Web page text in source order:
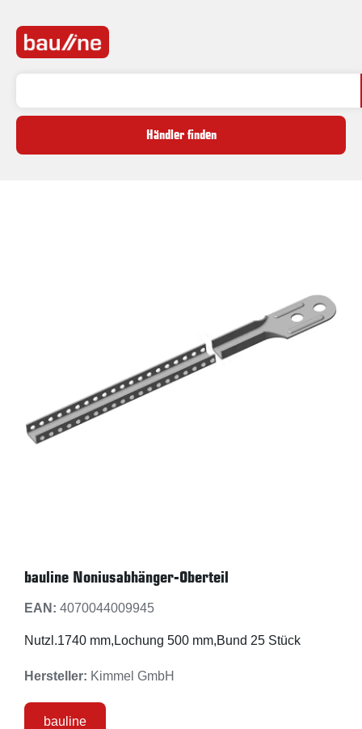
Händler finden
bauline Noniusabhänger-Oberteil
EAN: 4070044009945
Nutzl.1740 mm,Lochung 500 mm,Bund 25 Stück
Hersteller: Kimmel GmbH
bauline